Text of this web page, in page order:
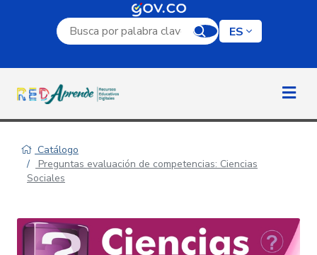
Campo de búsqueda por palabra clave
ES
Catálogo
Preguntas evaluación de competencias: Ciencias
Sociales